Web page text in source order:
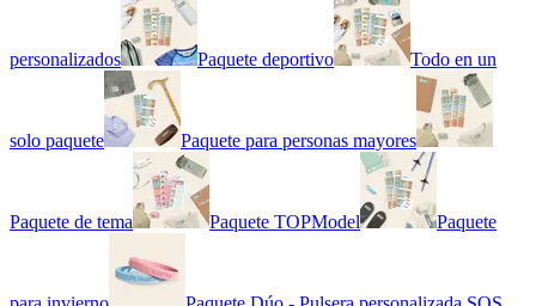
personalizados Paquete deportivo Todo en un
solo paquete Paquete para personas mayores
Paquete de tema Paquete TOPModel Paquete